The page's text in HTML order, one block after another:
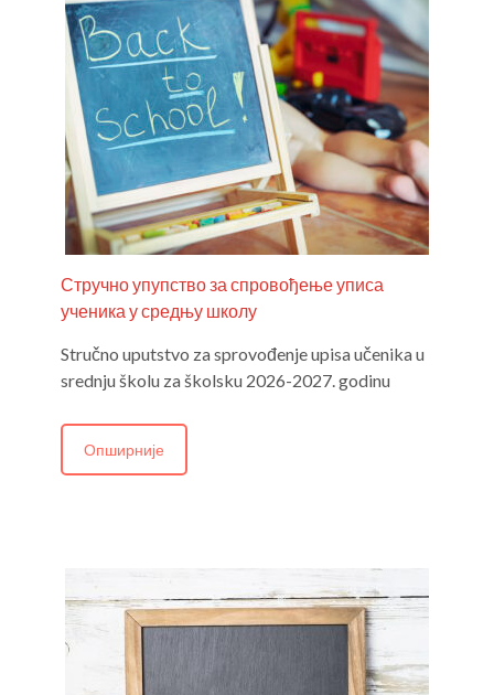
Стручно упупство за спровођење уписа
ученика у средњу школу
Stručno uputstvo za sprovođenje upisa učenika u
srednju školu za školsku 2026-2027. godinu
Опширније